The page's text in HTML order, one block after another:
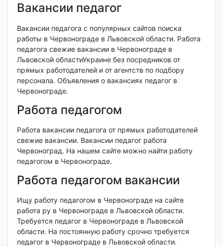
Вакансии педагог
Вакансии педагога с популярных сайтов поиска
работы в Червонограде в Львовской области. Работа
педагога свежие вакансии в Червонограде в
Львовской областиУкраине без посредников от
прямых работодателей и от агентств по подбору
персонала. Объявления о вакансиях педагог в
Червонограде.
Работа педагогом
Работа вакансии педагога от прямых работодателей
свежие вакансии. Вакансии педагог работа
Червоноград. На нашем сайте можно найти работу
педагогом в Червонограде.
Работа педагогом вакансии
Ищу работу педагогом в Червонограде на сайте
работа ру в Червонограде в Львовской области.
Требуется педагог в Червонограде в Львовской
области. На постоянную работу срочно требуется
педагог в Червонограде в Львовской области.